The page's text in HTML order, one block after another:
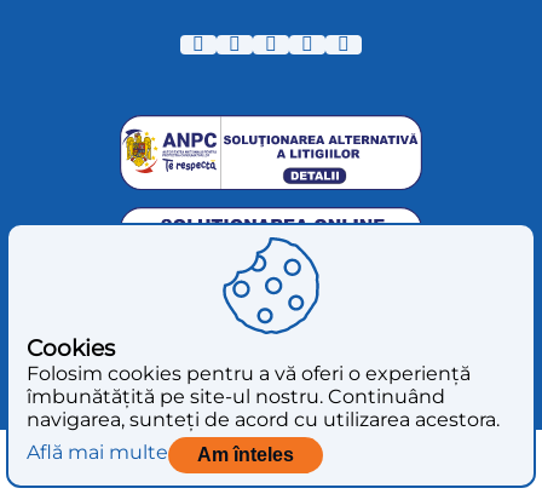
© 2026 - Inventive Plus. Toate drepturile
Cookies
Folosim cookies pentru a vă oferi o experiență
îmbunătățită pe site-ul nostru. Continuând
navigarea, sunteți de acord cu utilizarea acestora.
Află mai multe
Am înteles